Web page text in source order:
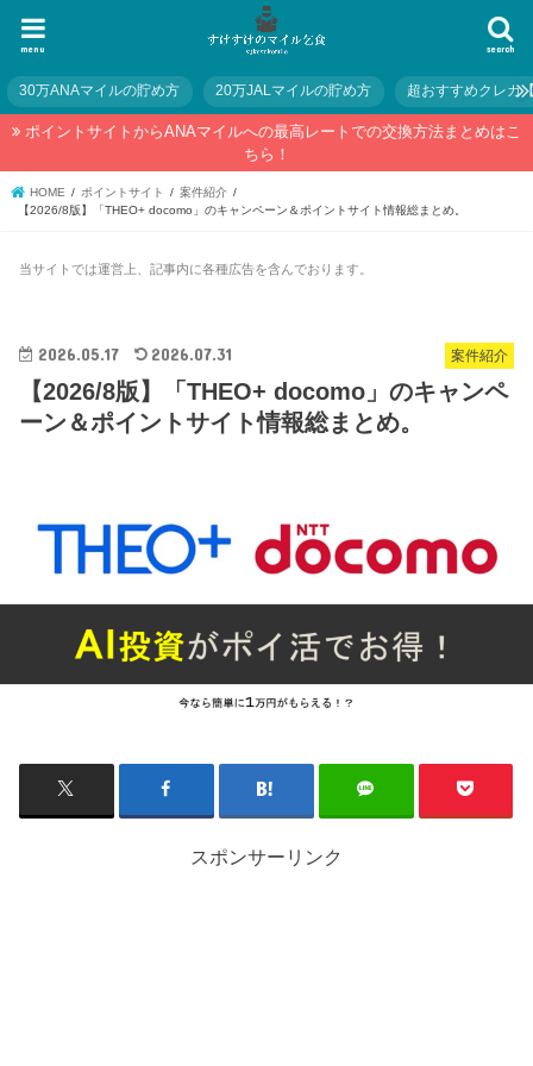
search
menu
30万ANAマイルの貯め方 20万JALマイルの貯め方 超おすすめクレカ
ポイントサイトからANAマイルへの最高レートでの交換方法まとめはこ
ちら！
HOME ポイントサイト
案件紹介
【2026/8版】「THEO+ docomo」のキャンペーン＆ポイントサイト情報総まとめ。
当サイトでは運営上、記事内に各種広告を含んでおります。
案件紹介
2026.05.17 2026.07.31
【2026/8版】「THEO+ docomo」のキャンペ
ーン＆ポイントサイト情報総まとめ。
スポンサーリンク